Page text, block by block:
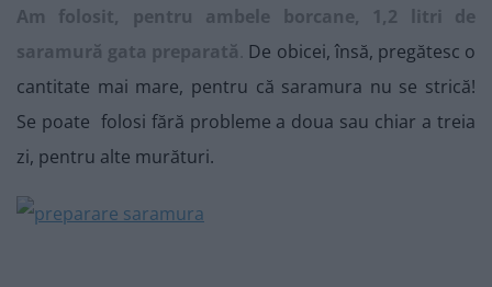
Am folosit, pentru ambele borcane, 1,2 litri de
saramură gata preparată De obicei, însă, pregătesc o
cantitate mai mare, pentru că saramura nu se strică!
Se poate folosi fără probleme a doua sau chiar a treia
zi, pentru alte murături.